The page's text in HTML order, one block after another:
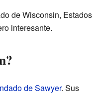
de Wisconsin, Estados
interesante.
de Sawyer. Sus